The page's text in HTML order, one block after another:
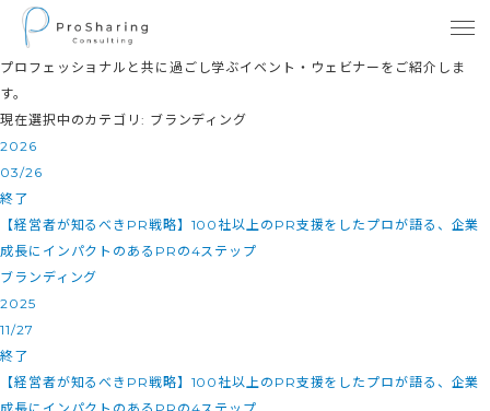
プロフェッショナルと共に過ごし学ぶイベント・ウェビナーをご紹介しま
す。
現在選択中のカテゴリ: ブランディング
2026
03/26
終了
【経営者が知るべきPR戦略】100社以上のPR支援をしたプロが語る、企業
成長にインパクトのあるPRの4ステップ
ブランディング
2025
11/27
終了
【経営者が知るべきPR戦略】100社以上のPR支援をしたプロが語る、企業